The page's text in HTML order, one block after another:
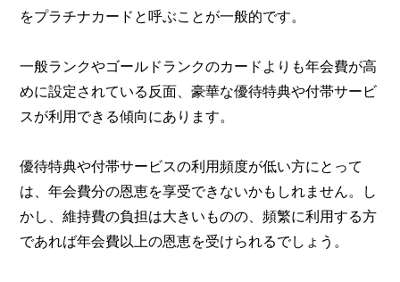
をプラチナカードと呼ぶことが一般的です。
一般ランクやゴールドランクのカードよりも年会費が高
めに設定されている反面、豪華な優待特典や付帯サービ
スが利用できる傾向にあります。
優待特典や付帯サービスの利用頻度が低い方にとって
は、年会費分の恩恵を享受できないかもしれません。し
かし、維持費の負担は大きいものの、頻繁に利用する方
であれば年会費以上の恩恵を受けられるでしょう。